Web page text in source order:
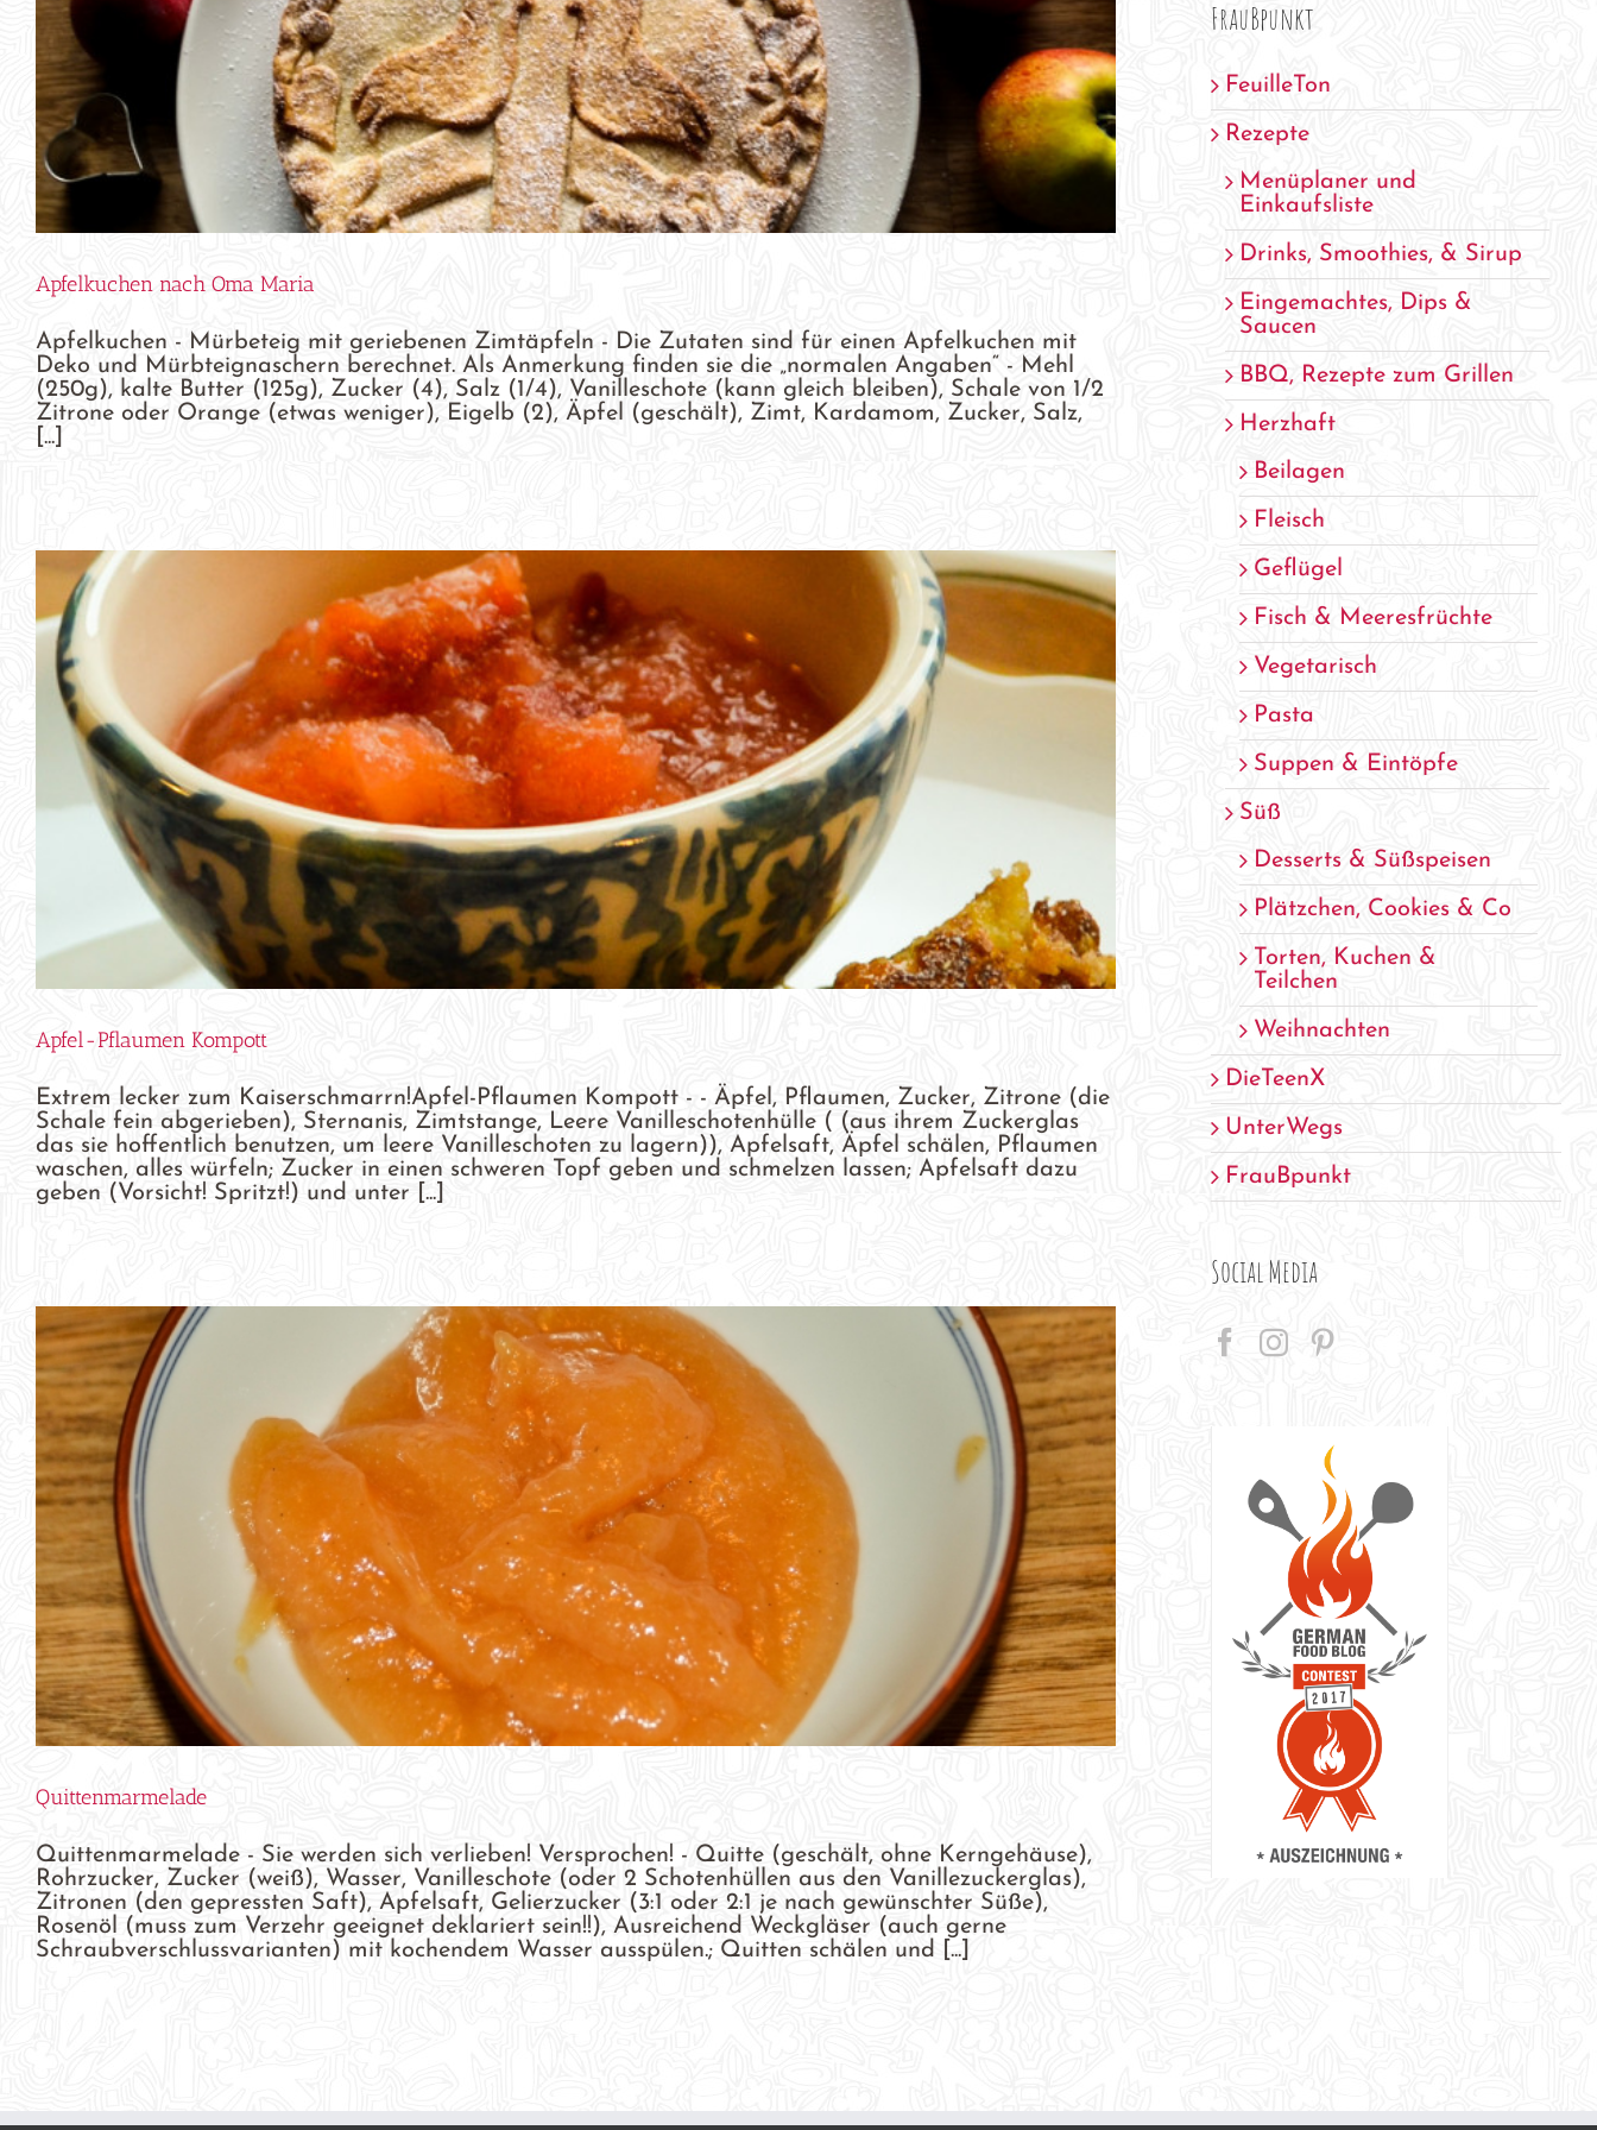
Apfelkuchen nach Oma Maria
Apfelkuchen - Mürbeteig mit geriebenen Zimtäpfeln - Die Zutaten sind für einen Apfelkuchen mit
Deko und Mürbteignaschern berechnet. Als Anmerkung finden sie die „normalen Angaben“ - Mehl
(250g), kalte Butter (125g), Zucker (4), Salz (1/4), Vanilleschote (kann gleich bleiben), Schale von 1/2
Zitrone oder Orange (etwas weniger), Eigelb (2), Äpfel (geschält), Zimt, Kardamom, Zucker, Salz,
[...]
Apfel-Pflaumen Kompott
Extrem lecker zum Kaiserschmarrn!Apfel-Pflaumen Kompott - - Äpfel, Pflaumen, Zucker, Zitrone (die
Schale fein abgerieben), Sternanis, Zimtstange, Leere Vanilleschotenhülle ( (aus ihrem Zuckerglas
das sie hoffentlich benutzen, um leere Vanilleschoten zu lagern)), Apfelsaft, Äpfel schälen, Pflaumen
waschen, alles würfeln; Zucker in einen schweren Topf geben und schmelzen lassen; Apfelsaft dazu
geben (Vorsicht! Spritzt!) und unter [...]
Quittenmarmelade
Quittenmarmelade - Sie werden sich verlieben! Versprochen! - Quitte (geschält, ohne Kerngehäuse),
Rohrzucker, Zucker (weiß), Wasser, Vanilleschote (oder 2 Schotenhüllen aus den Vanillezuckerglas),
Zitronen (den gepressten Saft), Apfelsaft, Gelierzucker (3:1 oder 2:1 je nach gewünschter Süße),
Rosenöl (muss zum Verzehr geeignet deklariert sein!!), Ausreichend Weckgläser (auch gerne
Schraubverschlussvarianten) mit kochendem Wasser ausspülen.; Quitten schälen und [...]
FrauBpunkt
FeuilleTon
Rezepte
Menüplaner und
Einkaufsliste
Drinks, Smoothies, & Sirup
Eingemachtes, Dips &
Saucen
BBQ, Rezepte zum Grillen
Herzhaft
Beilagen
Fleisch
Geflügel
Fisch & Meeresfrüchte
Vegetarisch
Pasta
Suppen & Eintöpfe
Süß
Desserts & Süßspeisen
Plätzchen, Cookies & Co
Torten, Kuchen &
Teilchen
Weihnachten
DieTeenX
UnterWegs
FrauBpunkt
Social Media